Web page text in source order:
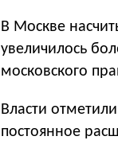
В Москве
увеличилось
московского
Власти
постоянное